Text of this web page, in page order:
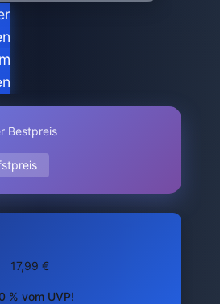
Bestpreis
17,99 €
% vom UVP!